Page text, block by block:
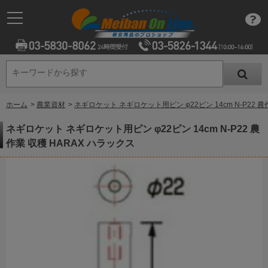
キーワードから探す
キーワードから探す
ホーム > 農業資材 > ネギロケット ネギロケット用ピン φ22ピン 14cm N-P22 農
ネギロケット ネギロケット用ピン φ22ピン 14cm N-P22 農
作業 収穫 HARAX ハラックス